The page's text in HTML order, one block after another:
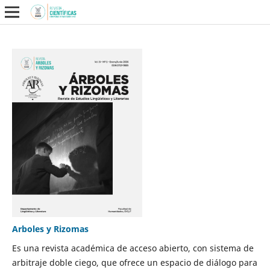
Arboles y Rizomas
Es una revista académica de acceso abierto, con sistema de
arbitraje doble ciego, que ofrece un espacio de diálogo para